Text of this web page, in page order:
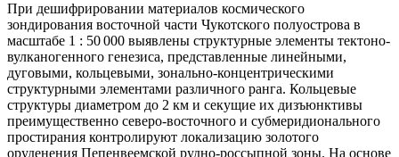
При дешифрировании материалов космического
зондирования восточной части Чукотского полуострова в
масштабе 1 : 50 000 выявлены структурные элементы тектоно-
вулканогенного генезиса, представленные линейными,
дуговыми, кольцевыми, зонально-концентрическими
структурными элементами различного ранга. Кольцевые
структуры диаметром до 2 км и секущие их дизъюнктивы
преимущественно северо-восточного и субмеридионального
простирания контролируют локализацию золотого
оруденения Пепенвеемской рудно-россыпной зоны. На основе